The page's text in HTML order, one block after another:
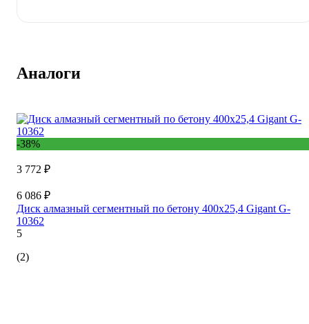
Аналоги
-38%
3 772 ₽
6 086 ₽
Диск алмазный сегментный по бетону 400x25,4 Gigant G-
10362
5
(2)